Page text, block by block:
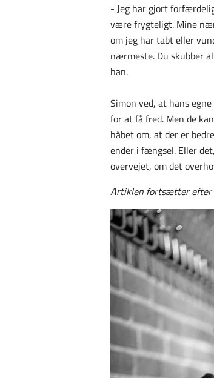
- Jeg har gjort
være frygteligt. Mine
om jeg har tabt eller
nærmeste. Du skubber
han.
Simon ved, at hans
for at få fred. Men de
håbet om, at der er
ender i fængsel. Eller
overvejet, om det
Artiklen fortsætter efter